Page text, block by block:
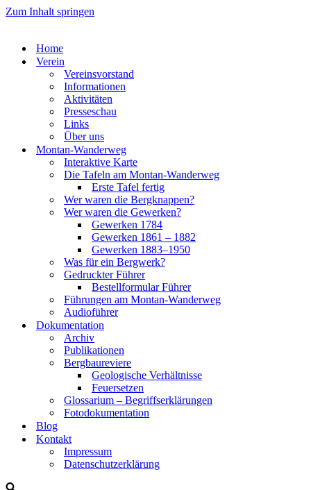
Zum Inhalt springen
Home
Ver­ein
Ver­eins­vor­stand
Infor­ma­tio­nen
Akti­vi­tä­ten
Pres­se­schau
Links
Über uns
Mon­­tan-Wan­­der­­weg
Inter­ak­ti­ve Kar­te
Die Tafeln am Mon­­tan-Wan­­der­­weg
Ers­te Tafel fer­tig
Wer waren die Berg­knap­pen?
Wer waren die Gewer­ken?
Gewer­ken 1784
Gewer­ken 1861 – 1882
Gewer­ken 1883–1950
Was für ein Berg­werk?
Gedruck­ter Füh­rer
Bestell­for­mu­lar Füh­rer
Füh­run­gen am Mon­­tan-Wan­­der­­weg
Audio­füh­rer
Doku­men­ta­ti­on
Archiv
Publi­ka­tio­nen
Berg­bau­re­vie­re
Geo­lo­gi­sche Ver­hält­nis­se
Feu­er­set­zen
Glos­sa­ri­um – Begriffs­er­klä­run­gen
Foto­do­ku­men­ta­ti­on
Blog
Kon­takt
Impres­sum
Daten­schutz­er­klä­rung